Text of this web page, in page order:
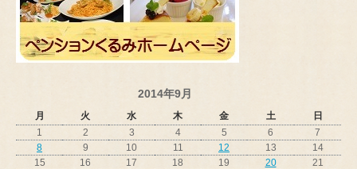
2014年9月
月 火 水 木 金 土 日
1 2 3 4 5 6
7
8
9 10 11 12 13
14
15
16 17 18 19 20
21